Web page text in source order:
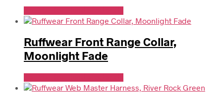
Ruffwear Front Range Collar,
Moonlight Fade